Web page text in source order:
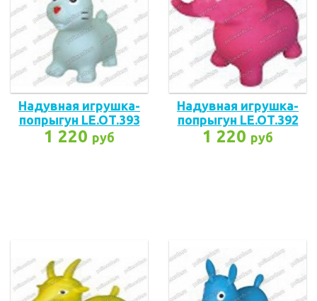
Надувная игрушка-
попрыгун LE.OT.393
1 220 руб
Надувная игрушка-
попрыгун LE.OT.392
1 220 руб